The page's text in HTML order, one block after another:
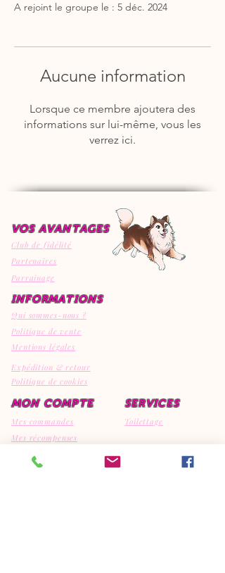
A rejoint le groupe le : 5 déc. 2024
Aucune information
Lorsque ce membre ajoutera des
informations sur lui-même, vous les
verrez ici.
VOS AVANTAGES
Club de fidélité
Partenaires
Parrainage
INFORMATIONS
Qui sommes-nous ?
Politique de vente
Mentions légales
Expédition & retour
Politique de cookies
MON COMPTE SERVICES
Mes commandes
Toilettage
Mes récompenses
Mes avis